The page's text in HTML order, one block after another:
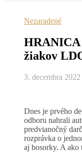
Nezaradené
HRANICA
žiakov
3. decembra 2022
Dnes je prvého
odboru nahrali
predvianočný
rozprávka o
aj bosorky. A ako